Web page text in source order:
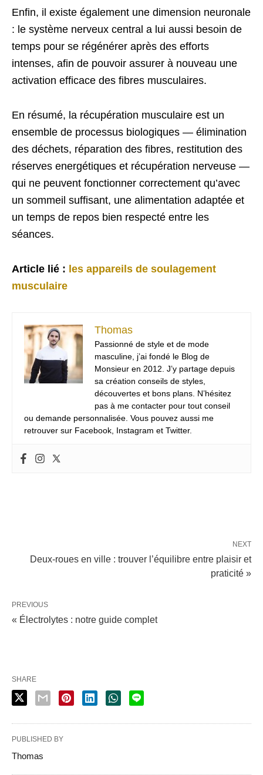
Enfin, il existe également une dimension neuronale
: le système nerveux central a lui aussi besoin de
temps pour se régénérer après des efforts
intenses, afin de pouvoir assurer à nouveau une
activation efficace des fibres musculaires.
En résumé, la récupération musculaire est un
ensemble de processus biologiques — élimination
des déchets, réparation des fibres, restitution des
réserves energétiques et récupération nerveuse —
qui ne peuvent fonctionner correctement qu’avec
un sommeil suffisant, une alimentation adaptée et
un temps de repos bien respecté entre les
séances.
Article lié : les appareils de soulagement
musculaire
Thomas
Passionné de style et de mode
masculine, j’ai fondé le Blog de
Monsieur en 2012. J’y partage depuis
sa création conseils de styles,
découvertes et bons plans. N’hésitez
pas à me contacter pour tout conseil
ou demande personnalisée. Vous pouvez aussi me
retrouver sur Facebook, Instagram et Twitter.
NEXT
Deux-roues en ville : trouver l’équilibre entre plaisir et
praticité »
PREVIOUS
« Électrolytes : notre guide complet
SHARE
PUBLISHED BY
Thomas